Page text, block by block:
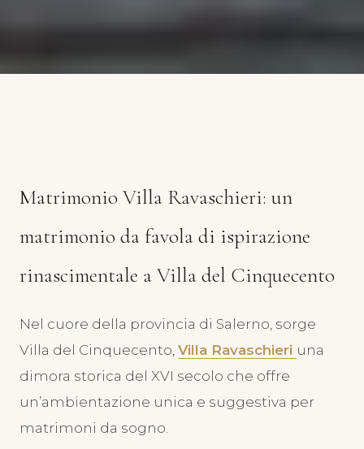
Matrimonio Villa Ravaschieri: un
matrimonio da favola di ispirazione
rinascimentale a Villa del Cinquecento
Nel cuore della provincia di Salerno, sorge
Villa del Cinquecento, Villa Ravaschieri una
dimora storica del XVI secolo che offre
un’ambientazione unica e suggestiva per
matrimoni da sogno.